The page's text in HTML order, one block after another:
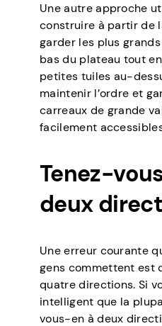
Une autre approche
construire à partir de
garder les plus
bas du plateau tout
petites tuiles au-
maintenir l’ordre et
carreaux de grande
facilement
Tenez-
deux
Une erreur courante
gens commettent est
quatre directions. Si
intelligent que la
vous-en à deux